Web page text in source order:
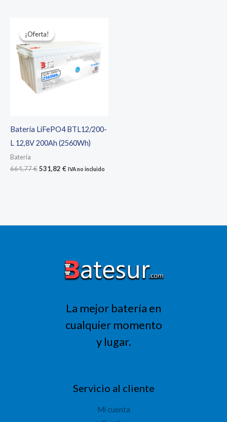
¡Oferta!
¡Oferta!
Batería LiFePO4 BTL12/200-
L 12,8V 200Ah (2560Wh)
Batería
664,77€El
531,82 €ElIVA no incluido
La mejor batería en
cualquier momento
y lugar.
Servicio al cliente
Mi cuenta